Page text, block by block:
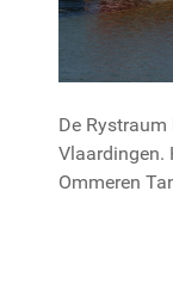
De
Vlaardingen.
Ommeren